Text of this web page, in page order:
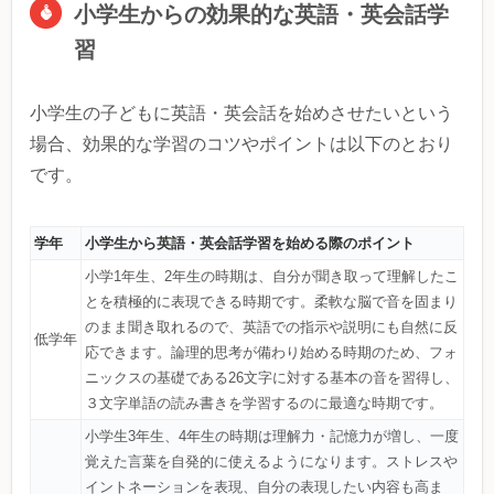
小学生からの効果的な英語・英会話学
習
小学生の子どもに英語・英会話を始めさせたいという
場合、効果的な学習のコツやポイントは以下のとおり
です。
学年 小学生から英語・英会話学習を始める際のポイント
低学年
小学1年生、2年生の時期は、自分が聞き取って理解したこ
とを積極的に表現できる時期です。柔軟な脳で音を固まり
のまま聞き取れるので、英語での指示や説明にも自然に反
応できます。論理的思考が備わり始める時期のため、フォ
ニックスの基礎である26文字に対する基本の音を習得し、
３文字単語の読み書きを学習するのに最適な時期です。
小学生3年生、4年生の時期は理解力・記憶力が増し、一度
覚えた言葉を自発的に使えるようになります。ストレスや
イントネーションを表現、自分の表現したい内容も高ま